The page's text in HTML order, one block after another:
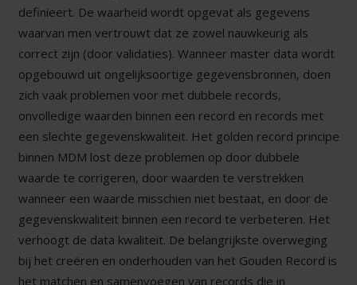
definieert. De waarheid wordt opgevat als gegevens
waarvan men vertrouwt dat ze zowel nauwkeurig als
correct zijn (door validaties). Wanneer master data wordt
opgebouwd uit ongelijksoortige gegevensbronnen, doen
zich vaak problemen voor met dubbele records,
onvolledige waarden binnen een record en records met
een slechte gegevenskwaliteit. Het golden record principe
binnen MDM lost deze problemen op door dubbele
waarde te corrigeren, door waarden te verstrekken
wanneer een waarde misschien niet bestaat, en door de
gegevenskwaliteit binnen een record te verbeteren. Het
verhoogt de data kwaliteit. De belangrijkste overweging
bij het creëren en onderhouden van het Gouden Record is
het matchen en samenvoegen van records die in